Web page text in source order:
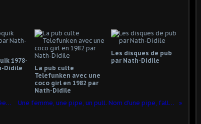
1978-
Didile
La pub culte
Telefunken avec une
coco girl en 1982 par
Nath-Didile
Les disques de pub
par Nath-Didile
Les barils de lessive décorés des années 70 par Nath-Didile Une femme, une pipe, un pull. Nom d'une pipe, fallait oser ! par Nath-Didile